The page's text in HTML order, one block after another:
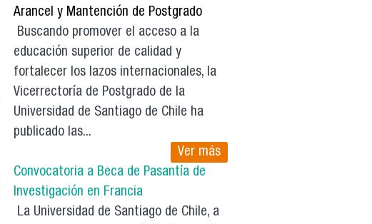
Arancel y Mantención de Postgrado
Buscando promover el acceso a la
educación superior de calidad y
fortalecer los lazos internacionales, la
Vicerrectoría de Postgrado de la
Universidad de Santiago de Chile ha
publicado las...
Ver más
Convocatoria a Beca de Pasantía de
Investigación en Francia
La Universidad de Santiago de Chile, a